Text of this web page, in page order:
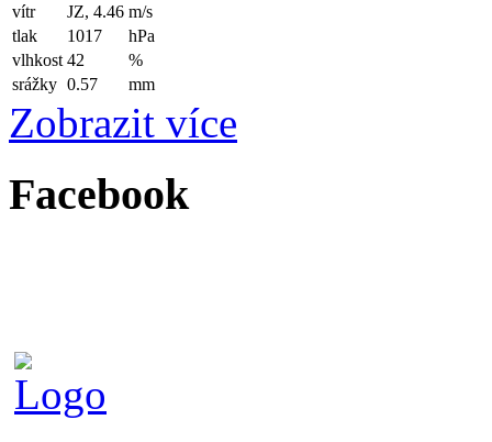
vítr JZ, 4.46 m/s
tlak
1017
hPa
vlhkost 42
%
srážky 0.57 mm
Zobrazit více
Facebook